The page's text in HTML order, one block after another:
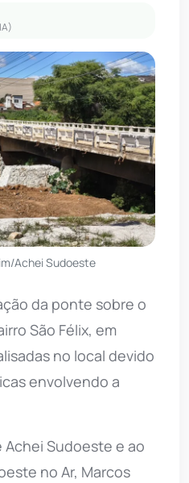
Achei Sudoeste
da ponte sobre o
São Félix, em
no local devido
envolvendo a
Achei Sudoeste e ao
no Ar, Marcos